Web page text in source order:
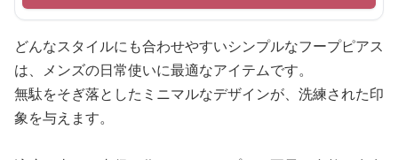
どんなスタイルにも合わせやすいシンプルなフープピアス
は、メンズの日常使いに最適なアイテムです。
無駄をそぎ落としたミニマルなデザインが、洗練された印
象を与えます。